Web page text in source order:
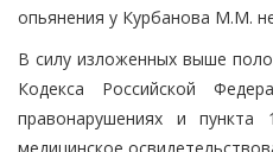
опьянения у Курбанова М.М.
В силу изложенных выше
Кодекса Российской
правонарушениях и